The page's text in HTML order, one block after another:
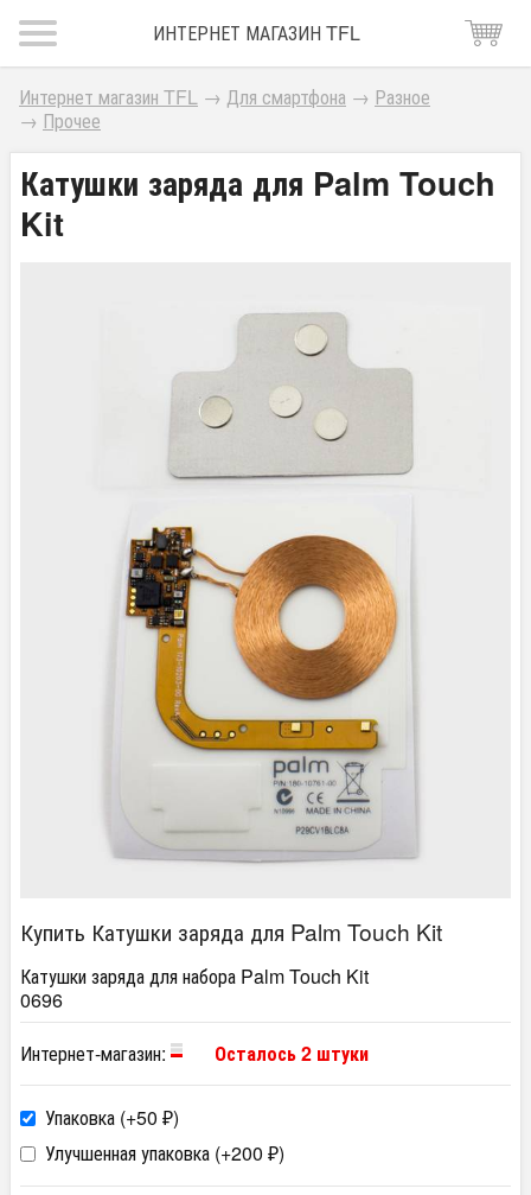
ИНТЕРНЕТ МАГАЗИН TFL
Интернет магазин TFL → Для смартфона → Разное
→ Прочее
Катушки заряда для Palm Touch
Kit
Купить Катушки заряда для Palm Touch Kit
Катушки заряда для набора Palm Touch Kit
0696
Интернет-магазин:
Осталось 2 штуки
Упаковка (+50 ₽)
Улучшенная упаковка (+200 ₽)